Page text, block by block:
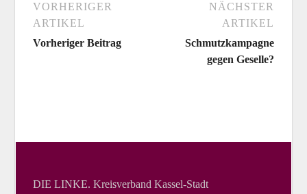
VORHERIGER
ARTIKEL
Vorheriger Beitrag
NÄCHSTER
ARTIKEL
Schmutzkampagne
gegen Geselle?
DIE LINKE. Kreisverband Kassel-Stadt